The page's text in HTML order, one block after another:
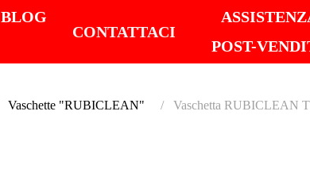
BLOG
CONTATTACI
POST-
Vaschette "RUBICLEAN" Vaschetta RUBICLEAN